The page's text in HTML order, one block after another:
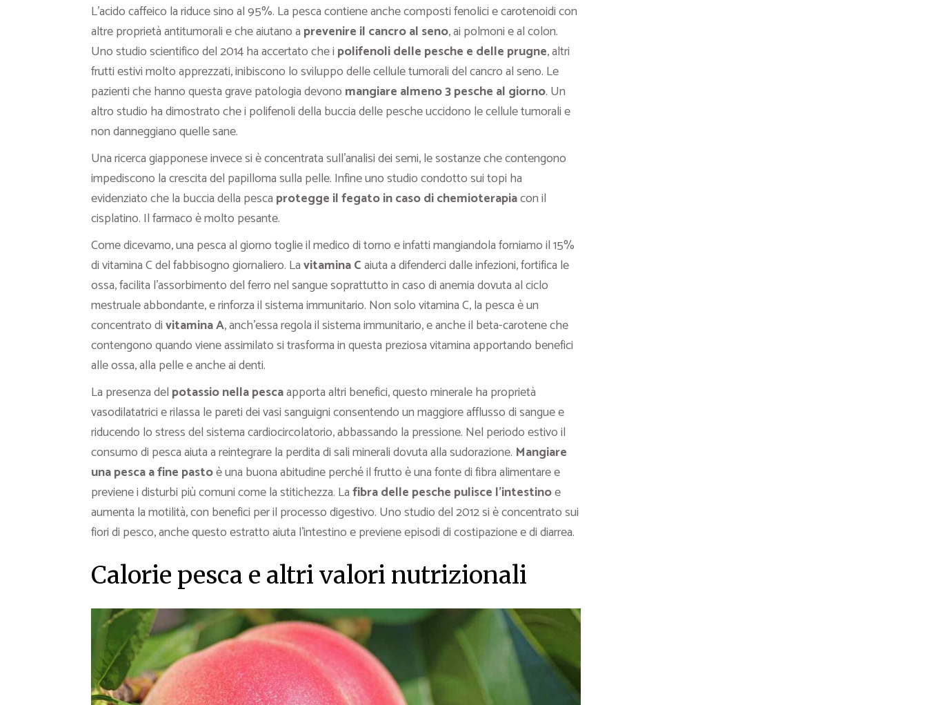
L’acido caffeico la riduce sino al 95%. La pesca contiene anche composti fenolici e carotenoidi con
altre proprietà antitumorali e che aiutano a prevenire il cancro al seno, ai polmoni e al colon.
Uno studio scientifico del 2014 ha accertato che i polifenoli delle pesche e delle prugne, altri
frutti estivi molto apprezzati, inibiscono lo sviluppo delle cellule tumorali del cancro al seno. Le
pazienti che hanno questa grave patologia devono mangiare almeno 3 pesche al giorno. Un
altro studio ha dimostrato che i polifenoli della buccia delle pesche uccidono le cellule tumorali e
non danneggiano quelle sane.
Una ricerca giapponese invece si è concentrata sull’analisi dei semi, le sostanze che contengono
impediscono la crescita del papilloma sulla pelle. Infine uno studio condotto sui topi ha
evidenziato che la buccia della pesca protegge il fegato in caso di chemioterapiacon il
cisplatino. Il farmaco è molto pesante.
Come dicevamo, una pesca al giorno toglie il medico di torno e infatti mangiandola forniamo il 15%
di vitamina C del fabbisogno giornaliero. Lavitamina Caiuta a difenderci dalle infezioni, fortifica le
ossa, facilita l’assorbimento del ferro nel sangue soprattutto in caso di anemia dovuta al ciclo
mestruale abbondante, e rinforza il sistema immunitario. Non solo vitamina C, la pesca è un
concentrato divitamina A, anch’essa regola il sistema immunitario, e anche il beta-carotene che
contengono quando viene assimilato si trasforma in questa preziosa vitamina apportando benefici
alle ossa, alla pelle e anche ai denti.
La presenza del potassio nella pescaapporta altri benefici, questo minerale ha proprietà
vasodilatatrici e rilassa le pareti dei vasi sanguigni consentendo un maggiore afflusso di sangue e
riducendo lo stress del sistema cardiocircolatorio, abbassando la pressione. Nel periodo estivo il
consumo di pesca aiuta a reintegrare la perdita di sali minerali dovuta alla sudorazione. Mangiare
una pesca a fine pastoè una buona abitudine perché il frutto è una fonte di fibra alimentare e
previene i disturbi più comuni come la stitichezza. Lafibra delle pesche pulisce l’intestinoe
aumenta la motilità, con benefici per il processo digestivo. Uno studio del 2012 si è concentrato sui
fiori di pesco, anche questo estratto aiuta l’intestino e previene episodi di costipazione e di diarrea.
Calorie pesca e altri valori nutrizionali